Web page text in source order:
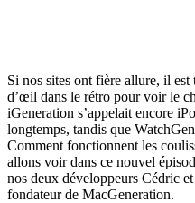
Si nos sites ont fière allure, il
d’œil dans le rétro pour voir le
iGeneration s’appelait encore
longtemps, tandis que
Comment fonctionnent les
allons voir dans ce nouvel
nos deux développeurs Cédric
fondateur de MacGeneration.